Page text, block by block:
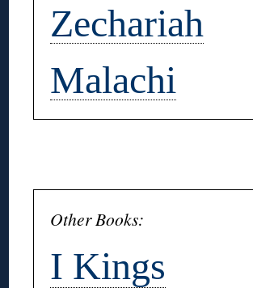
Zechariah
Malachi
Other Books:
I Kings